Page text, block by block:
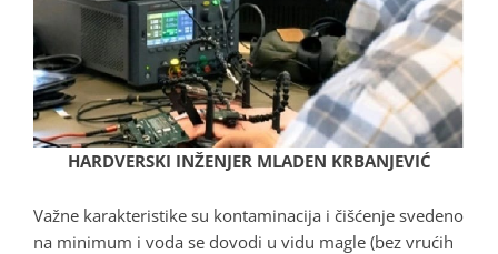
HARDVERSKI INŽENJER MLADEN KRBANJEVIĆ
Važne karakteristike su kontaminacija i čišćenje svedeno
na minimum i voda se dovodi u vidu magle (bez vrućih